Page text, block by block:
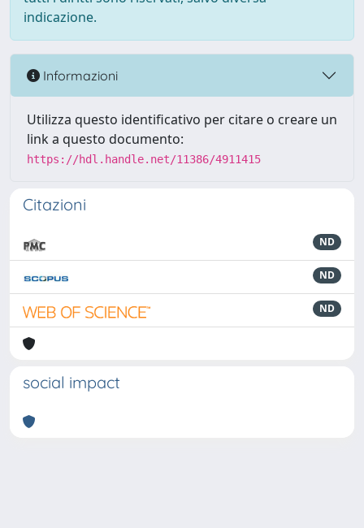
indicazione.
Informazioni
Utilizza questo identificativo per citare o creare un
link a questo documento:
https://hdl.handle.net/11386/4911415
Citazioni
ND
ND
ND
social impact